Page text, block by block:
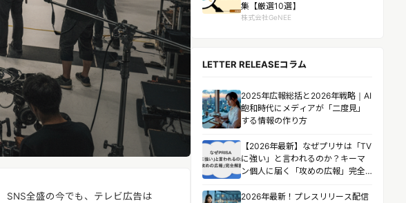
SNS全盛の今でも、テレビ広告は
集【厳選10選】
株式会社GeNEE
LETTER RELEASEコラム
2025年広報総括と2026年戦略｜AI
飽和時代にメディアが「二度見」
する情報の作り方
【2026年最新】なぜプリサは「TV
に強い」と言われるのか？キーマ
ン個人に届く「攻めの広報」完全
2026年最新！プレスリリース配信